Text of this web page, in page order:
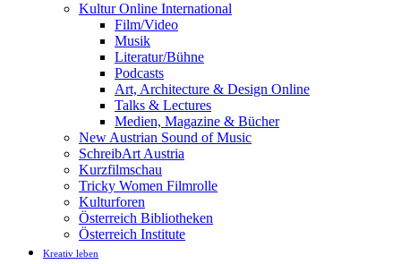
Kultur Online International
Film/Video
Musik
Literatur/Bühne
Podcasts
Art, Architecture & Design Online
Talks & Lectures
Medien, Magazine & Bücher
New Austrian Sound of Music
SchreibArt Austria
Kurzfilmschau
Tricky Women Filmrolle
Kulturforen
Österreich Bibliotheken
Österreich Institute
Kreativ leben